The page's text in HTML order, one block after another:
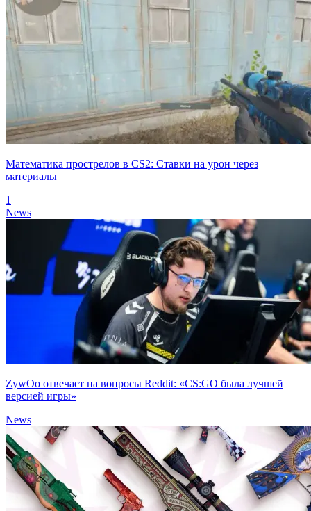
Математика прострелов в CS2: Ставки на урон через
материалы
1
News
ZywOo отвечает на вопросы Reddit: «CS:GO была лучшей
версией игры»
News